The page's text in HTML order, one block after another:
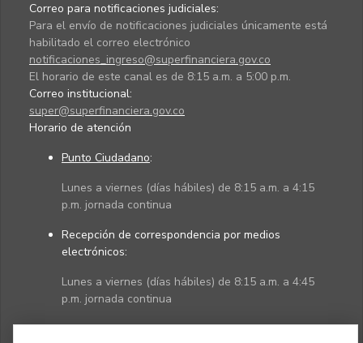
Correo para notificaciones judiciales:
Para el envío de notificaciones judiciales únicamente está
habilitado el correo electrónico
notificaciones_ingreso@superfinanciera.gov.co
El horario de este canal es de 8:15 a.m. a 5:00 p.m.
Correo institucional:
super@superfinanciera.gov.co
Horario de atención
Punto Ciudadano:
Lunes a viernes (días hábiles) de 8:15 a.m. a 4:15
p.m. jornada continua
Recepción de correspondencia por medios
electrónicos:
Lunes a viernes (días hábiles) de 8:15 a.m. a 4:45
p.m. jornada continua